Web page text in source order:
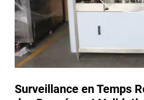
Surveillance en Temps